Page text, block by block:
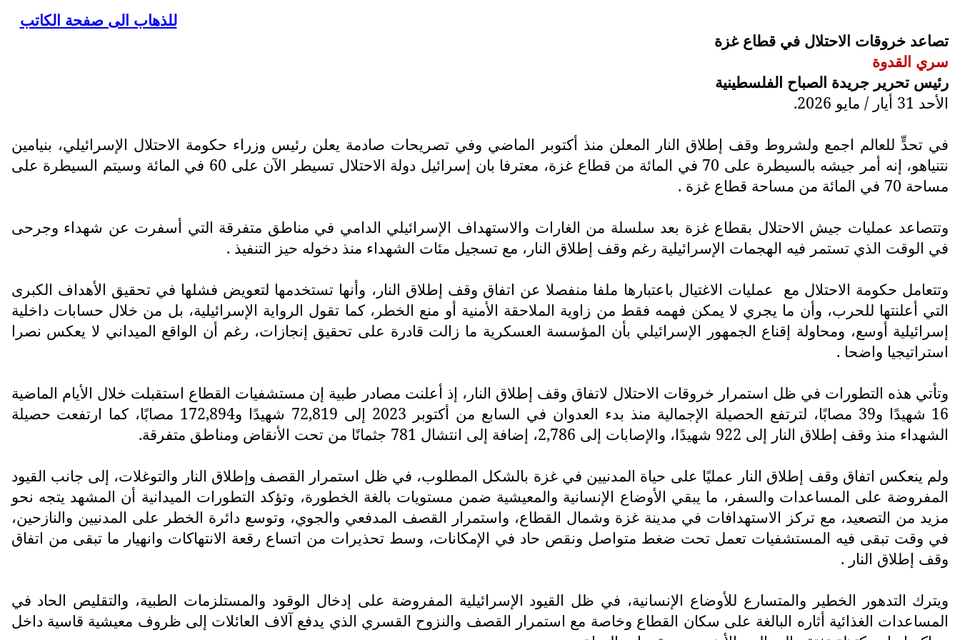
للذهاب الى صفحة الكاتب
تصاعد خروقات الاحتلال في قطاع غزة
سري القدوة
رئيس تحرير جريدة الصباح الفلسطينية
الأحد 31 أيار / مايو 2026.
في تحدٍّ للعالم اجمع ولشروط وقف إطلاق النار المعلن منذ أكتوبر الماضي وفي تصريحات صادمة يعلن رئيس وزراء حكومة الاحتلال الإسرائيلي، بنيامين
نتنياهو، إنه أمر جيشه بالسيطرة على 70 في المائة من قطاع غزة، معترفا بان إسرائيل دولة الاحتلال تسيطر الآن على 60 في المائة وسيتم السيطرة على
مساحة 70 في المائة من مساحة قطاع غزة .
وتتصاعد عمليات جيش الاحتلال بقطاع غزة بعد سلسلة من الغارات والاستهداف الإسرائيلي الدامي في مناطق متفرقة التي أسفرت عن شهداء وجرحى
في الوقت الذي تستمر فيه الهجمات الإسرائيلية رغم وقف إطلاق النار، مع تسجيل مئات الشهداء منذ دخوله حيز التنفيذ .
وتتعامل حكومة الاحتلال مع عمليات الاغتيال باعتبارها ملفا منفصلا عن اتفاق وقف إطلاق النار، وأنها تستخدمها لتعويض فشلها في تحقيق الأهداف الكبرى
التي أعلنتها للحرب، وأن ما يجري لا يمكن فهمه فقط من زاوية الملاحقة الأمنية أو منع الخطر، كما تقول الرواية الإسرائيلية، بل من خلال حسابات داخلية
إسرائيلية أوسع، ومحاولة إقناع الجمهور الإسرائيلي بأن المؤسسة العسكرية ما زالت قادرة على تحقيق إنجازات، رغم أن الواقع الميداني لا يعكس نصرا
استراتيجيا واضحا .
وتأتي هذه التطورات في ظل استمرار خروقات الاحتلال لاتفاق وقف إطلاق النار، إذ أعلنت مصادر طبية إن مستشفيات القطاع استقبلت خلال الأيام الماضية
16 شهيدًا و39 مصابًا، لترتفع الحصيلة الإجمالية منذ بدء العدوان في السابع من أكتوبر 2023 إلى 72,819 شهيدًا و172,894 مصابًا، كما ارتفعت حصيلة
الشهداء منذ وقف إطلاق النار إلى 922 شهيدًا، والإصابات إلى 2,786، إضافة إلى انتشال 781 جثمانًا من تحت الأنقاض ومناطق متفرقة.
ولم ينعكس اتفاق وقف إطلاق النار عمليًا على حياة المدنيين في غزة بالشكل المطلوب، في ظل استمرار القصف وإطلاق النار والتوغلات، إلى جانب القيود
المفروضة على المساعدات والسفر، ما يبقي الأوضاع الإنسانية والمعيشية ضمن مستويات بالغة الخطورة، وتؤكد التطورات الميدانية أن المشهد يتجه نحو
مزيد من التصعيد، مع تركز الاستهدافات في مدينة غزة وشمال القطاع، واستمرار القصف المدفعي والجوي، وتوسع دائرة الخطر على المدنيين والنازحين،
في وقت تبقى فيه المستشفيات تعمل تحت ضغط متواصل ونقص حاد في الإمكانات، وسط تحذيرات من اتساع رقعة الانتهاكات وانهيار ما تبقى من اتفاق
وقف إطلاق النار .
ويترك التدهور الخطير والمتسارع للأوضاع الإنسانية، في ظل القيود الإسرائيلية المفروضة على إدخال الوقود والمستلزمات الطبية، والتقليص الحاد في
المساعدات الغذائية أثاره البالغة على سكان القطاع وخاصة مع استمرار القصف والنزوح القسري الذي يدفع آلاف العائلات إلى ظروف معيشية قاسية داخل